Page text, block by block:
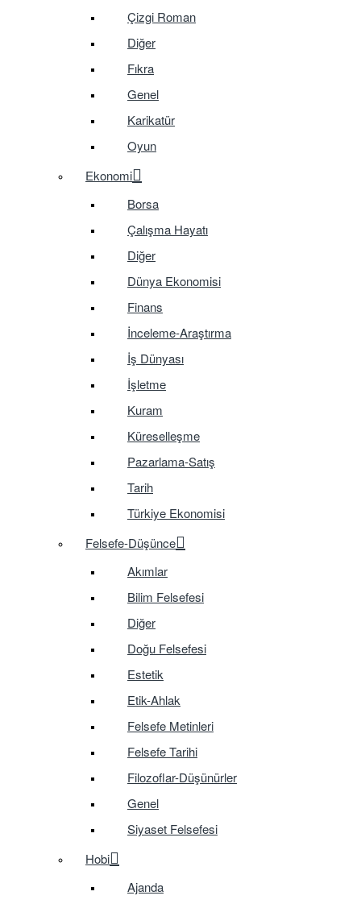
Çizgi Roman
Diğer
Fıkra
Genel
Karikatür
Oyun
Ekonomi
Borsa
Çalışma Hayatı
Diğer
Dünya Ekonomisi
Finans
İnceleme-Araştırma
İş Dünyası
İşletme
Kuram
Küreselleşme
Pazarlama-Satış
Tarih
Türkiye Ekonomisi
Felsefe-Düşünce
Akımlar
Bilim Felsefesi
Diğer
Doğu Felsefesi
Estetik
Etik-Ahlak
Felsefe Metinleri
Felsefe Tarihi
Filozoflar-Düşünürler
Genel
Siyaset Felsefesi
Hobi
Ajanda